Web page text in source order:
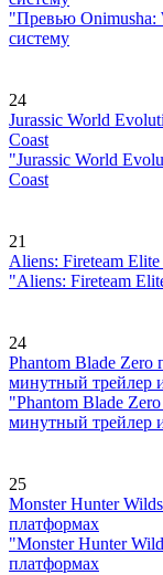
"Превью Onimusha:
систему
24
Jurassic World
Coast
"Jurassic World
Coast
21
Aliens: Fireteam
"Aliens: Fireteam
24
Phantom Blade Zero
минутный трейлер
"Phantom Blade
минутный трейлер
25
Monster Hunter
платформах
"Monster Hunter
платформах